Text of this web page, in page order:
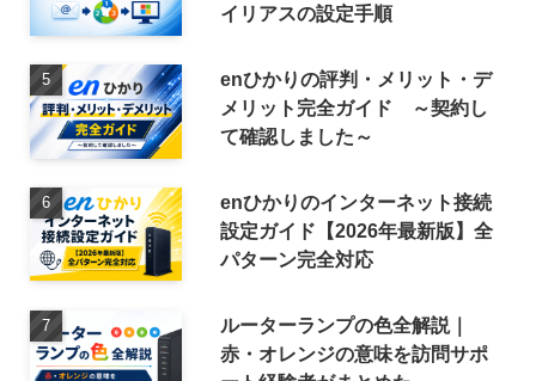
イリアスの設定手順
enひかりの評判・メリット・デ
メリット完全ガイド ～契約し
て確認しました～
enひかりのインターネット接続
設定ガイド【2026年最新版】全
パターン完全対応
ルーターランプの色全解説｜
赤・オレンジの意味を訪問サポ